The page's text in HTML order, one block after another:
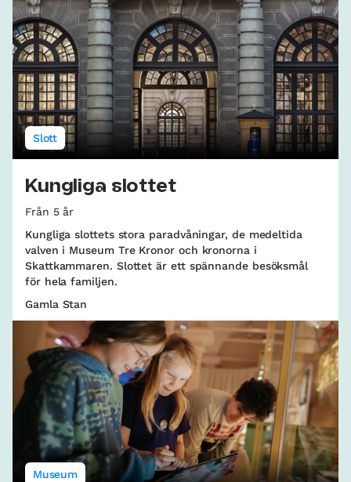
Slott
Kungliga slottet
Från 5 år
Kungliga slottets stora paradvåningar, de medeltida
valven i Museum Tre Kronor och kronorna i
Skattkammaren. Slottet är ett spännande besöksmål
för hela familjen.
Gamla Stan
Museum